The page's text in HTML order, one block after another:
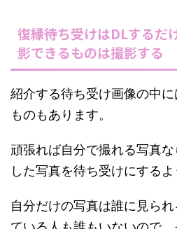
復縁待ち受けはDLするだ
影できるものは撮影する
紹介する待ち受け画像の中
ものもあります。
頑張れば自分で撮れる写真
した写真を待ち受けにするよ
自分だけの写真は誰に見ら